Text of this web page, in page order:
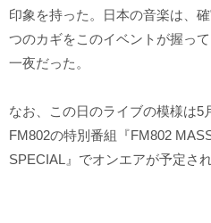
印象を持った。日本の音楽は、
つのカギをこのイベントが握っ
一夜だった。
なお、この日のライブの模様は5
FM802の特別番組『FM802
SPECIAL』でオンエアが予定され